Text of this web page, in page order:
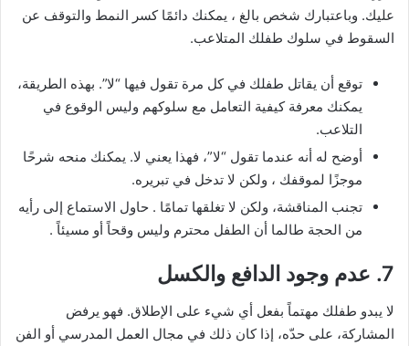
عليك. وباعتبارك شخص بالغ ، يمكنك دائمًا كسر النمط والتوقف عن
السقوط في سلوك طفلك المتلاعب.
توقع أن يقاتل طفلك في كل مرة تقول فيها “لا”. بهذه الطريقة،
يمكنك معرفة كيفية التعامل مع سلوكهم وليس الوقوع في
التلاعب.
أوضح له أنه عندما تقول “لا”، فهذا يعني لا. يمكنك منحه شرحًا
موجزًا لموقفك ، ولكن لا تدخل في تبريره.
تجنب المناقشة، ولكن لا تغلقها تمامًا . حاول الاستماع إلى رأيه
من الحجة طالما أن الطفل محترم وليس وقحاً أو مسيئاً .
7. عدم وجود الدافع والكسل
لا يبدو طفلك مهتماً بفعل أي شيء على الإطلاق. فهو يرفض
المشاركة، على حدّه، إذا كان ذلك في مجال العمل المدرسي أو الفن